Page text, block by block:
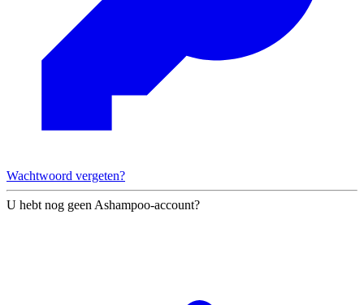
Wachtwoord vergeten?
U hebt nog geen Ashampoo-account?